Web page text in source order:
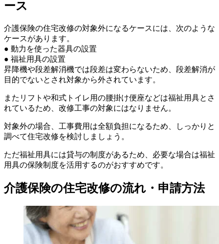
ース
介護保険の住宅改修の対象外になるケースには、次のような
ケースがあります。
● 動力を使った器具の設置
● 福祉用具の設置
昇降機や段差解消機では段差は変わらないため、段差解消が
目的でないとされ対象から外されています。
またリフトや和式トイレ用の腰掛け便座などは福祉用具とさ
れているため、改修工事の対象にはなりません。
対象外の場合、工事費用は全額負担になるため、しっかりと
調べて住宅改修を検討しましょう。
ただ福祉用具には貸与の制度があるため、必要な場合は福祉
用具の保険制度を活用するのがおすすめです。
介護保険の住宅改修の流れ・申請方法